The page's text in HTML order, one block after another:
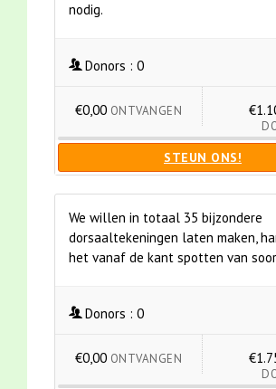
nodig.
Donors : 0
€0,00 ONTVANGEN
STEUN ONS!
We willen in totaal 35 bijzondere
dorsaaltekeningen laten maken,
het vanaf de kant spotten van
Donors : 0
€0,00 ONTVANGEN